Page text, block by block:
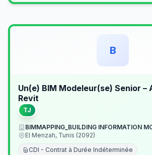
B
Un(e) BIM Modeleur(se) Senior –
Revit
TJ
BIMMAPPING_BUILDING INFORMATION
El Menzah, Tunis (2092)
CDI - Contrat à Durée Indéterminée